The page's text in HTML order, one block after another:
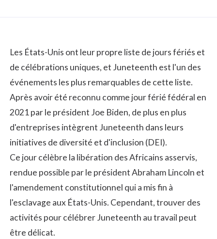
Les États-Unis ont leur propre liste de jours fériés et
de célébrations uniques, et Juneteenth est l'un des
événements les plus remarquables de cette liste.
Après avoir été reconnu comme jour férié fédéral en
2021 par le président Joe Biden, de plus en plus
d'entreprises intègrent Juneteenth dans leurs
initiatives de diversité et d'inclusion (DEI).
Ce jour célèbre la libération des Africains asservis,
rendue possible par le président Abraham Lincoln et
l'amendement constitutionnel qui a mis fin à
l'esclavage aux États-Unis. Cependant, trouver des
activités pour célébrer Juneteenth au travail peut
être délicat.